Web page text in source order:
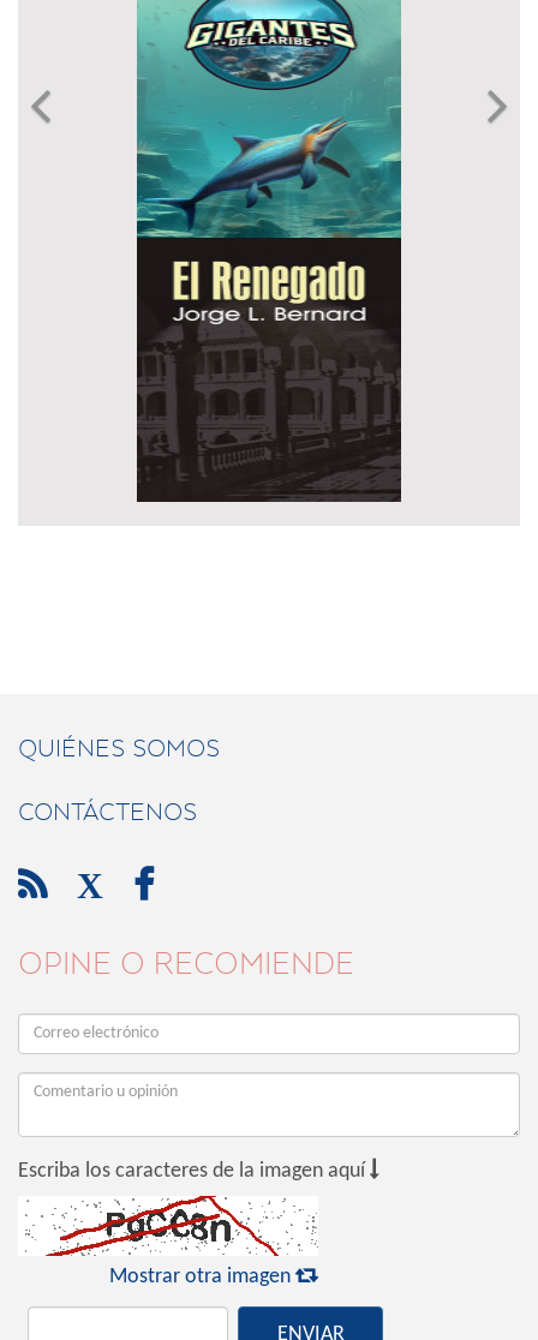
Previous 
QUIÉNES SOMOS
CONTÁCTENOS
 X 
OPINE O RECOMIENDE
Escriba los caracteres de la imagen aquí 
Mostrar otra imagen 
ENVIAR